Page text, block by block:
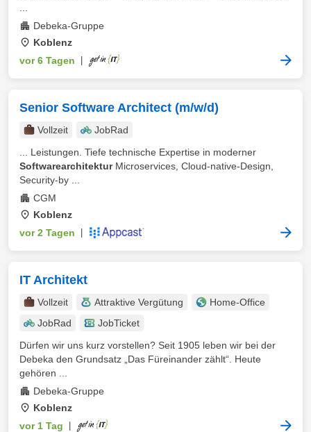
Debeka-Gruppe
Koblenz
vor 6 Tagen
Senior Software Architect (m/w/d)
Vollzeit
JobRad
... Leistungen. Tiefe technische Expertise in moderner
SoftwarearchitekturMicroservices, Cloud-native-Design,
Security-by ...
CGM
Koblenz
vor 2 Tagen
IT Architekt
Vollzeit Attraktive Vergütung
Home-Office
JobRad
JobTicket
Dürfen wir uns kurz vorstellen? Seit 1905 leben wir bei der
Debeka den Grundsatz „Das Füreinander zählt“. Heute
gehören ...
Debeka-Gruppe
Koblenz
vor 1 Tag